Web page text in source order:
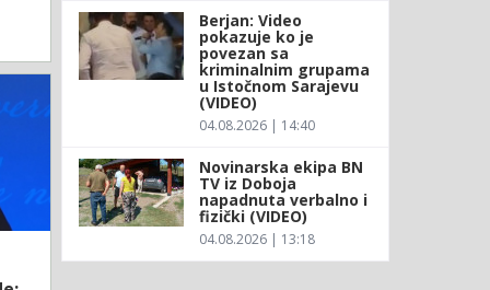
Berjan: Video
pokazuje ko je
povezan sa
kriminalnim grupama
u Istočnom Sarajevu
(VIDEO)
04.08.2026 | 14:40
Novinarska ekipa BN
TV iz Doboja
napadnuta verbalno i
fizički (VIDEO)
04.08.2026 | 13:18